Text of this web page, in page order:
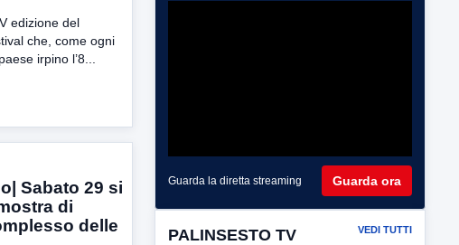
edizione del
che, come ogni
irpino l’8...
Sabato 29 si
di
delle
Guarda la diretta streaming Guarda ora
PALINSESTO TV VEDI TUTTI